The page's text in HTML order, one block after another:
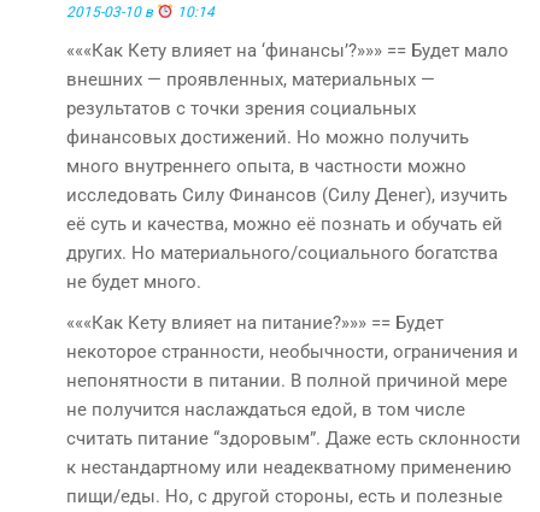
2015-03-10 в 10:14
«««Как Кету влияет на ‘финансы’?»»» == Будет мало
внешних — проявленных, материальных —
результатов с точки зрения социальных
финансовых достижений. Но можно получить
много внутреннего опыта, в частности можно
исследовать Силу Финансов (Силу Денег), изучить
её суть и качества, можно её познать и обучать ей
других. Но материального/социального богатства
не будет много.
«««Как Кету влияет на питание?»»» == Будет
некоторое странности, необычности, ограничения и
непонятности в питании. В полной причиной мере
не получится наслаждаться едой, в том числе
считать питание “здоровым”. Даже есть склонности
к нестандартному или неадекватному применению
пищи/еды. Но, с другой стороны, есть и полезные